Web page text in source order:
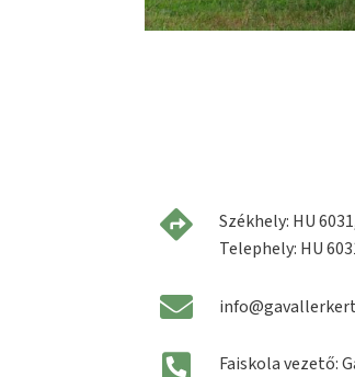
Székhely: HU
Telephely: HU
Faiskola vezető: